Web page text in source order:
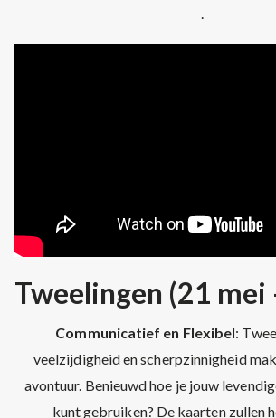
Tweelingen (21 mei
Communicatief en Flexibel:
veelzijdigheid en scherpzinnigheid
avontuur. Benieuwd hoe je jouw
kunt gebruiken? De kaarten zullen